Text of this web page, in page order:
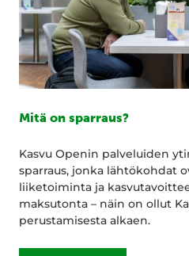
Mitä on sparraus?
Kasvu Openin palveluiden
sparraus, jonka lähtökohdat
liiketoiminta ja
maksutonta – näin on ollut
perustamisesta alkaen.